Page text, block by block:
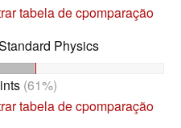
tabela de cpomparação
Physics
(61%)
tabela de cpomparação